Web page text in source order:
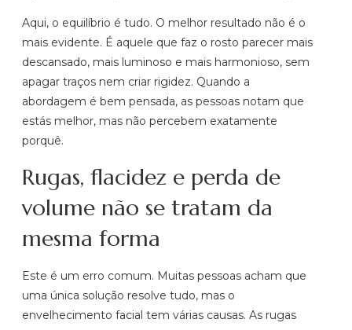
Aqui, o equilíbrio é tudo. O melhor resultado não é o
mais evidente. É aquele que faz o rosto parecer mais
descansado, mais luminoso e mais harmonioso, sem
apagar traços nem criar rigidez. Quando a
abordagem é bem pensada, as pessoas notam que
estás melhor, mas não percebem exatamente
porquê.
Rugas, flacidez e perda de
volume não se tratam da
mesma forma
Este é um erro comum. Muitas pessoas acham que
uma única solução resolve tudo, mas o
envelhecimento facial tem várias causas. As rugas